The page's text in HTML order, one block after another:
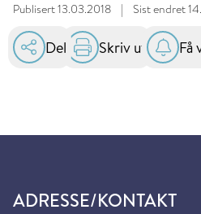
Publisert13.03.2018 | Sist endret
Del Skriv ut Få
ADRESSE/KONTAKT